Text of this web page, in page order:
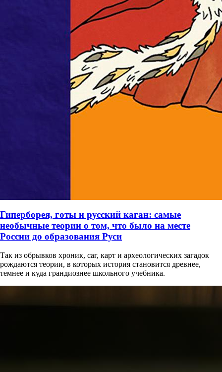
Гиперборея, готы и русский каган: самые
необычные теории о том, что было на месте
России до образования Руси
Так из обрывков хроник, саг, карт и археологических загадок
рождаются теории, в которых история становится древнее,
темнее и куда грандиознее школьного учебника.